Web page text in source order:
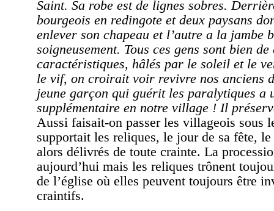
Saint. Sa robe est de lignes sobres.
bourgeois en redingote et deux paysans
enlever son chapeau et l’autre a la jambe
soigneusement. Tous ces gens sont bien
caractéristiques, hâlés par le soleil et le
le vif, on croirait voir revivre nos anciens
jeune garçon qui guérit les paralytiques a
supplémentaire en notre village ! Il
Aussi faisait-on passer les villageois sous
supportait les reliques, le jour de sa fête,
alors délivrés de toute crainte. La
aujourd’hui mais les reliques trônent
de l’église où elles peuvent toujours être
craintifs.